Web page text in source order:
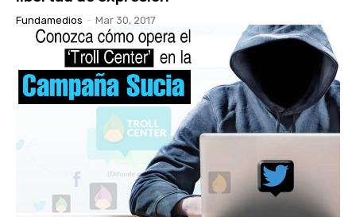
Fundamedios - Mar 30, 2017